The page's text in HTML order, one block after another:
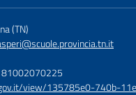
(TN)
81002070225
view/135785e0-740b-